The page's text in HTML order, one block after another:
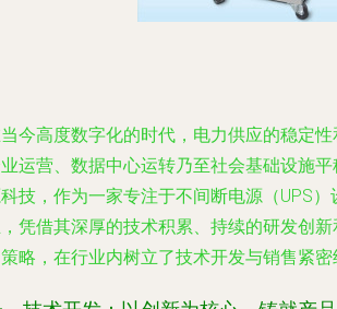
今高度数字化的时代，电力供应的稳定
运营、数据中心运转乃至社会基础设施
技，作为一家专注于不间断电源（UPS
凭借其深厚的技术积累、持续的研发创
略，在行业内树立了技术开发与销售紧密